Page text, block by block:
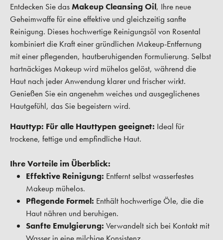
Entdecken Sie dasMakeup Cleansing Oil, Ihre neue
Geheimwaffe für eine effektive und gleichzeitig sanfte
Reinigung. Dieses hochwertige Reinigungsöl von Rosental
kombiniert die Kraft einer gründlichen Makeup-Entfernung
mit einer pflegenden, hautberuhigenden Formulierung. Selbst
hartnäckiges Makeup wird mühelos gelöst, während die
Haut nach jeder Anwendung klarer und frischer wirkt.
Genießen Sie ein angenehm weiches und ausgeglichenes
Hautgefühl, das Sie begeistern wird.
Hauttyp: Für alle Hauttypen geeignet: Ideal für
trockene, fettige und empfindliche Haut.
Ihre Vorteile im Überblick:
Effektive Reinigung: Entfernt selbst wasserfestes
Makeup mühelos.
Pflegende Formel: Enthält hochwertige Öle, die die
Haut nähren und beruhigen.
Sanfte Emulgierung: Verwandelt sich bei Kontakt mit